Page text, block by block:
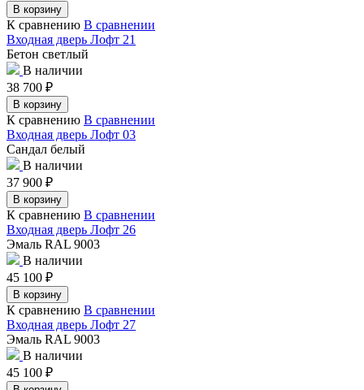
В корзину
К сравнению В сравнении
Входная дверь Лофт 21
Бетон светлый
В наличии
38 700 ₽
В корзину
К сравнению В сравнении
Входная дверь Лофт 03
Сандал белый
В наличии
37 900 ₽
В корзину
К сравнению В сравнении
Входная дверь Лофт 26
Эмаль RAL 9003
В наличии
45 100 ₽
В корзину
К сравнению В сравнении
Входная дверь Лофт 27
Эмаль RAL 9003
В наличии
45 100 ₽